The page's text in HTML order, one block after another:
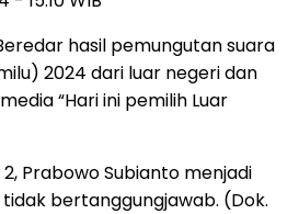
Beredar hasil pemungutan suara
2024 dari luar negeri dan
“Hari ini pemilih Luar